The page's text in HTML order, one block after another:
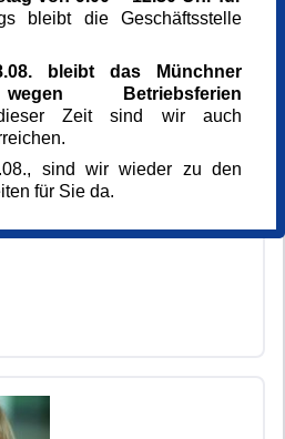
Matthias
jeweils 09.00 bis 10.30
bleibt die Geschäftsstelle
bleibt das Münchner
Betriebsferien
Zeit sind wir auch
sind wir wieder zu den
für Sie da.